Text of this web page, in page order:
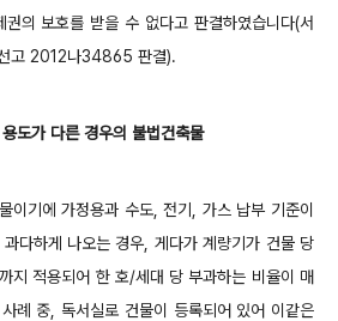
의 보호를 받을 수 없다고 판결하였습니다(서
고 2012나34865 판결).
도가 다른 경우의 불법건축물
이기에 가정용과 수도, 전기, 가스 납부 기준이
다하게 나오는 경우, 게다가 계량기가 건물 당
지 적용되어 한 호/세대 당 부과하는 비율이 매
례 중, 독서실로 건물이 등록되어 있어 이같은